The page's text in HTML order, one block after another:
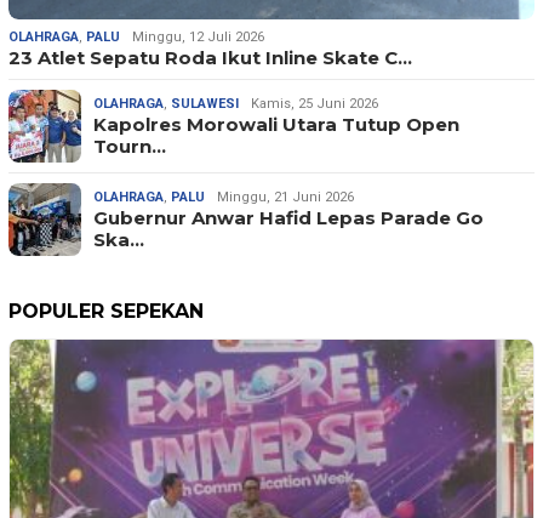
OLAHRAGA, PALU Minggu, 12 Juli 2026
23 Atlet Sepatu Roda Ikut Inline Skate C…
OLAHRAGA, SULAWESI Kamis, 25 Juni 2026
Kapolres Morowali Utara Tutup Open
Tourn…
OLAHRAGA, PALU Minggu, 21 Juni 2026
Gubernur Anwar Hafid Lepas Parade Go
Ska…
POPULER SEPEKAN